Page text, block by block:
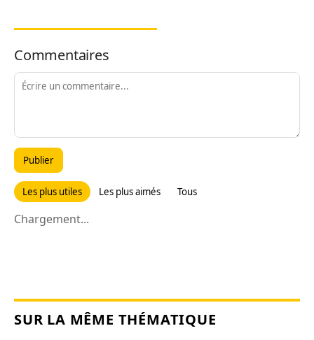
Commentaires
Publier
Les plus utiles Les plus aimés Tous
Chargement...
SUR LA MÊME THÉMATIQUE